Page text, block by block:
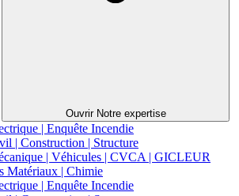
Ouvrir Notre expertise
| Enquête Incendie
| Construction | Structure
| Véhicules | CVCA | GICLEUR
Matériaux | Chimie
| Enquête Incendie